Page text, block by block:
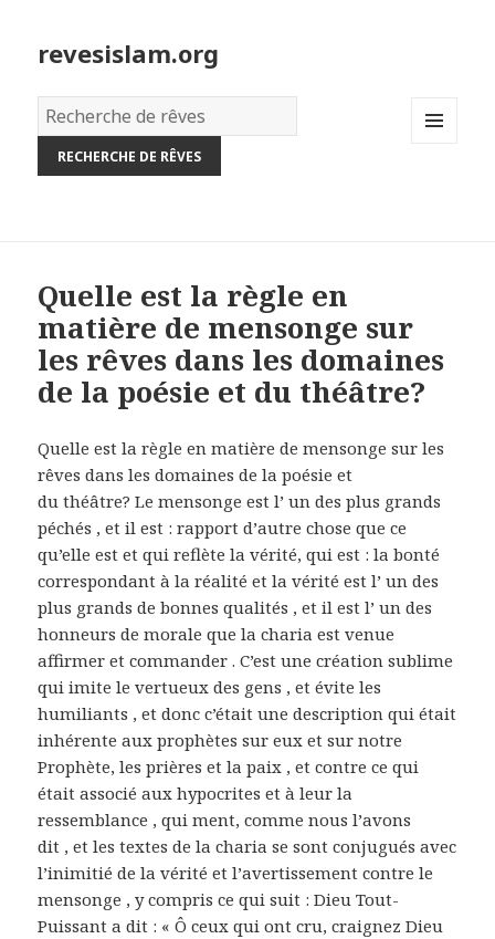
revesislam.org
Dictionnaire
des
rêves:
Quelle est la règle en
matière de mensonge sur
les rêves dans les domaines
de la poésie et du théâtre?
Quelle est la règle en matière de mensonge sur les
rêves dans les domaines de la poésie et
du théâtre? Le mensonge est l’ un des plus grands
péchés , et il est : rapport d’autre chose que ce
qu’elle est et qui reflète la vérité, qui est : la bonté
correspondant à la réalité et la vérité est l’ un des
plus grands de bonnes qualités , et il est l’ un des
honneurs de morale que la charia est venue
affirmer et commander . C’est une création sublime
qui imite le vertueux des gens , et évite les
humiliants , et donc c’était une description qui était
inhérente aux prophètes sur eux et sur notre
Prophète, les prières et la paix , et contre ce qui
était associé aux hypocrites et à leur la
ressemblance , qui ment, comme nous l’avons
dit , et les textes de la charia se sont conjugués avec
l’inimitié de la vérité et l’avertissement contre le
mensonge , y compris ce qui suit : Dieu Tout-
Puissant a dit : « Ô ceux qui ont cru, craignez Dieu